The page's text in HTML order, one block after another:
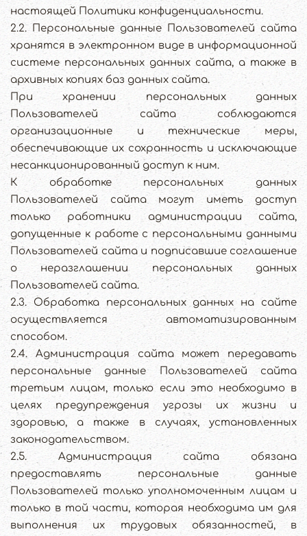
настоящей Политики конфиденциальности.
2.2. Персональные данные Пользователей сайта
хранятся в электронном виде в информационной
системе персональных данных сайта, а также в
архивных копиях баз данных сайта.
При хранении персональных данных
Пользователей сайта соблюдаются
организационные и технические меры,
обеспечивающие их сохранность и исключающие
несанкционированный доступ к ним.
К обработке персональных данных
Пользователей сайта могут иметь доступ
только работники администрации сайта,
допущенные к работе с персональными данными
Пользователей сайта и подписавшие соглашение
о неразглашении персональных данных
Пользователей сайта.
2.3. Обработка персональных данных на сайте
осуществляется автоматизированным
способом.
2.4. Администрация сайта может передавать
персональные данные Пользователей сайта
третьим лицам, только если это необходимо в
целях предупреждения угрозы их жизни и
здоровью, а также в случаях, установленных
законодательством.
2.5. Администрация сайта обязана
предоставлять персональные данные
Пользователей только уполномоченным лицам и
только в той части, которая необходима им для
выполнения их трудовых обязанностей, в